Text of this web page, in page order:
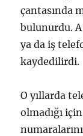
çantasında
bulunurdu.
ya da iş
kaydedilirdi.
O yıllarda
olmadığı